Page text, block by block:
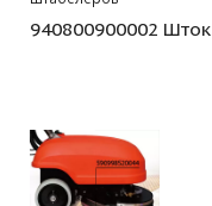
940800900002 Шток